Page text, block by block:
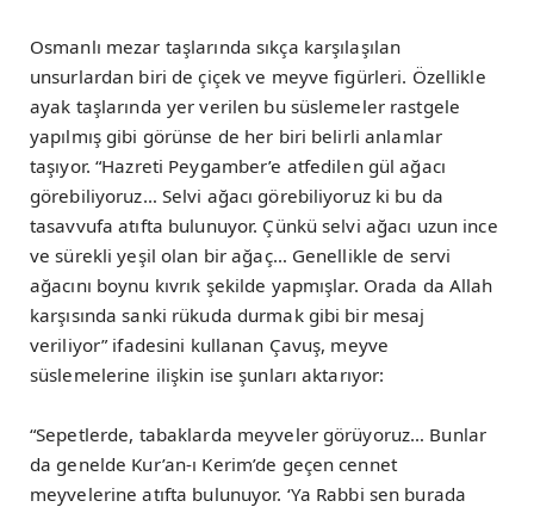
Osmanlı mezar taşlarında sıkça karşılaşılan
unsurlardan biri de çiçek ve meyve figürleri. Özellikle
ayak taşlarında yer verilen bu süslemeler rastgele
yapılmış gibi görünse de her biri belirli anlamlar
taşıyor. “Hazreti Peygamber’e atfedilen gül ağacı
görebiliyoruz… Selvi ağacı görebiliyoruz ki bu da
tasavvufa atıfta bulunuyor. Çünkü selvi ağacı uzun ince
ve sürekli yeşil olan bir ağaç… Genellikle de servi
ağacını boynu kıvrık şekilde yapmışlar. Orada da Allah
karşısında sanki rükuda durmak gibi bir mesaj
veriliyor” ifadesini kullanan Çavuş, meyve
süslemelerine ilişkin ise şunları aktarıyor:
“Sepetlerde, tabaklarda meyveler görüyoruz… Bunlar
da genelde Kur’an-ı Kerim’de geçen cennet
meyvelerine atıfta bulunuyor. ‘Ya Rabbi sen burada